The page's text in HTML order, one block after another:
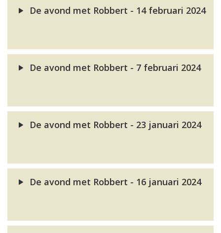
De avond met Robbert - 14 februari 2024
De avond met Robbert - 7 februari 2024
De avond met Robbert - 23 januari 2024
De avond met Robbert - 16 januari 2024